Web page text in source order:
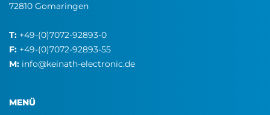
72810 Gomaringen
T: +49-(0)7072-92893-0
F: +49-(0)7072-92893-55
M: info@keinath-electronic.de
MENÜ